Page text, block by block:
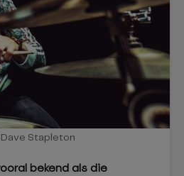
Dave Stapleton
bekend als die